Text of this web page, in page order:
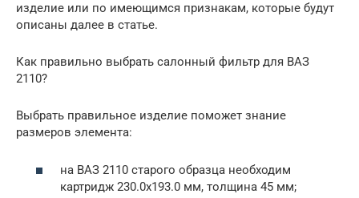
изделие или по имеющимся признакам, которые будут
описаны далее в статье.
Как правильно выбрать салонный фильтр для ВАЗ
2110?
Выбрать правильное изделие поможет знание
размеров элемента:
на ВАЗ 2110 старого образца необходим
картридж 230.0х193.0 мм, толщина 45 мм;